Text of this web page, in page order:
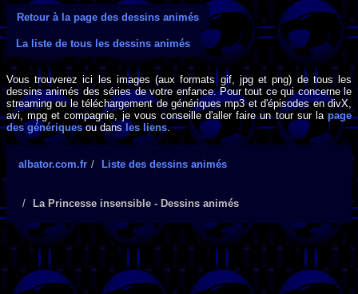
Retour à la page des dessins animés
La liste de tous les dessins animés
Vous trouverez ici les images (aux formats gif, jpg et png) de tous les
dessins animés des séries de votre enfance. Pour tout ce qui concerne le
streaming ou le téléchargement de génériques mp3 et d'épisodes en divX,
avi, mpg et compagnie, je vous conseille d'aller faire un tour sur la page
des génériquesou dans les liens.
albator.com.fr Liste des dessins animés
La Princesse insensible - Dessins animés